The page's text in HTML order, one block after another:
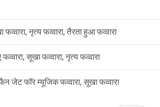
नृत्य फव्वारा, तैरता हुआ फव्वारा
सूखा फव्वारा, नृत्य फव्वारा
जेट फॉर म्यूजिक फव्वारा, सूखा फव्वारा